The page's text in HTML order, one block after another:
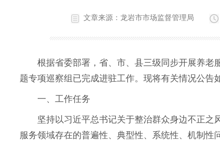
文章来源：龙岩市市场监督管理局
根据省委部署，省、市、县三级同步开展养老服
题专项巡察组已完成进驻工作。现将有关情况公告
一、工作任务
坚持以习近平总书记关于整治群众身边不正之
服务领域存在的普遍性、典型性、系统性、机制